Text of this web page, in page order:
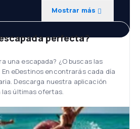
Mostrar más
perfecta?
una escapada? ¿O buscas las
eDestinos encontrarás cada día
Descarga nuestra aplicación
últimas ofertas.